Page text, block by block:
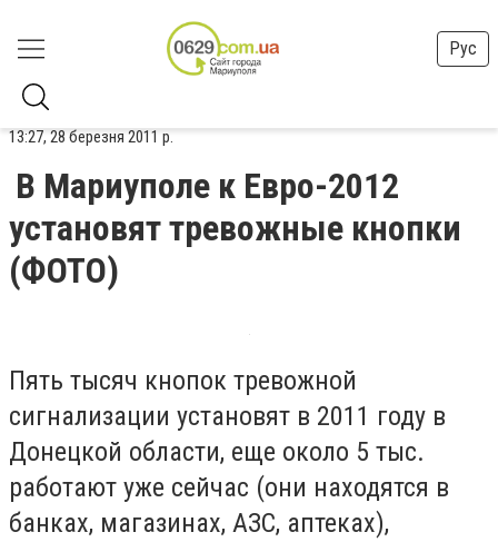
Рус
13:27, 28 березня 2011 р.
В Мариуполе к Евро-2012
установят тревожные кнопки
(ФОТО)
Пять тысяч кнопок тревожной
сигнализации установят в 2011 году в
Донецкой области, еще около 5 тыс.
работают уже сейчас (они находятся в
банках, магазинах, АЗС, аптеках),